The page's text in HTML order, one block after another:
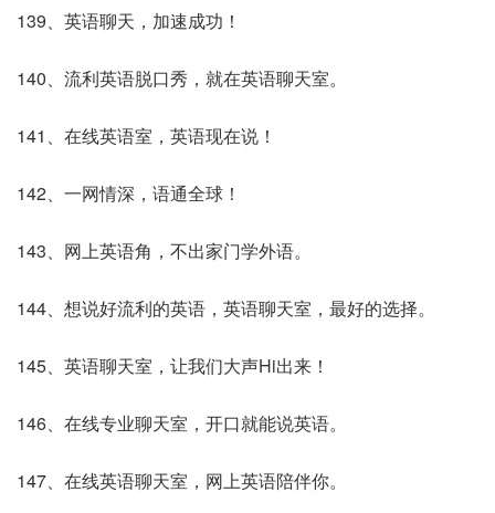
139、英语聊天，加速成功！
140、流利英语脱口秀，就在英语聊天室。
141、在线英语室，英语现在说！
142、一网情深，语通全球！
143、网上英语角，不出家门学外语。
144、想说好流利的英语，英语聊天室，最好的选择。
145、英语聊天室，让我们大声Hi出来！
146、在线专业聊天室，开口就能说英语。
147、在线英语聊天室，网上英语陪伴你。